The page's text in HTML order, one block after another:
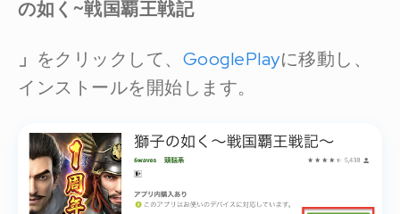
の如く~戦国覇王戦記
」 をクリックして、 GooglePlayに移動し、
インストールを開始します。